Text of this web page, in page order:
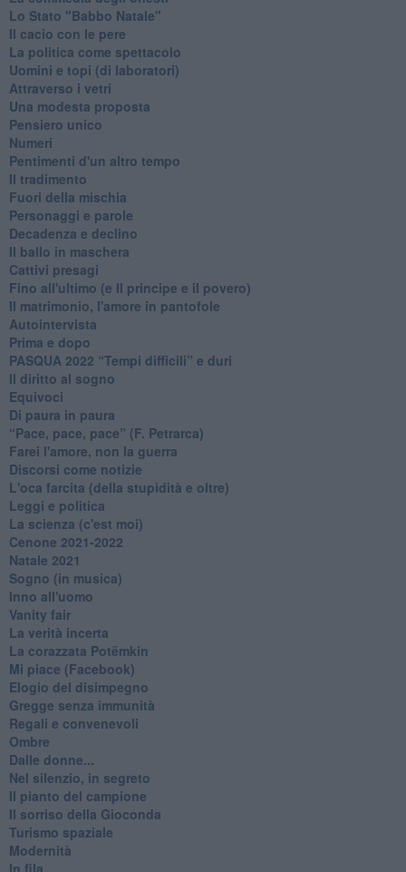
Lo Stato "Babbo Natale"
Il cacio con le pere
La politica come spettacolo
Uomini e topi (di laboratori)
Attraverso i vetri
Una modesta proposta
Pensiero unico
Numeri
Pentimenti d'un altro tempo
Il tradimento
Fuori della mischia
Personaggi e parole
Decadenza e declino
Il ballo in maschera
Cattivi presagi
Fino all'ultimo (e Il principe e il povero)
Il matrimonio, l'amore in pantofole
Autointervista
Prima e dopo
​PASQUA 2022 “Tempi difficili” e duri
Il diritto al sogno
Equivoci
Di paura in paura
​“Pace, pace, pace” (F. Petrarca)
Farei l'amore, non la guerra
Discorsi come notizie
L'oca farcita (della stupidità e oltre)
Leggi e politica
La scienza (c'est moi)
Cenone 2021-2022
Natale 2021
Sogno (in musica)
Inno all'uomo
Vanity fair
La verità incerta
La corazzata Potëmkin
Mi piace (Facebook)
Elogio del disimpegno
Gregge senza immunità
Regali e convenevoli
Ombre
Dalle donne...
Nel silenzio, in segreto
Il pianto del campione
Il sorriso della Gioconda
Turismo spaziale
Modernità
In fila